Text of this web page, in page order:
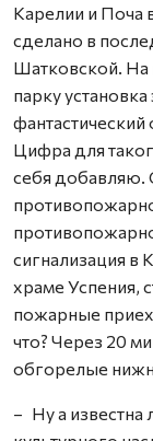
Карелии и Поча
сделано в
Шатковской. На
парку
фантастический
Цифра для
себя добавляю.
сигнализация в
храме Успения,
пожарные
что? Через 20
обгорелые
– Ну а известна